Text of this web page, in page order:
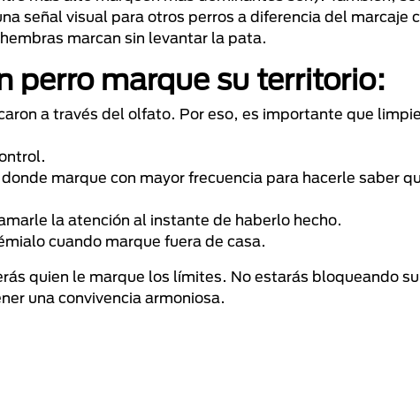
señal visual para otros perros a diferencia del marcaje
marcan sin levantar la pata.
perro marque su territorio:
a través del olfato. Por eso, es importante que
marque con mayor frecuencia para hacerle saber
la atención al instante de haberlo hecho.
cuando marque fuera de casa.
quien le marque los límites. No estarás bloqueando
una convivencia armoniosa.